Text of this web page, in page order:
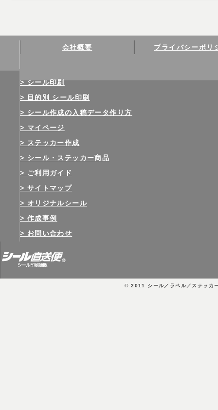
会社概要 プライバシーポリ
シール印刷
目的別 シール印刷
シール作成の入稿データ作り方
マイページ
ステッカー作成
シール・ステッカー商品
ご利用ガイド
サイトマップ
オリジナルシール
作成事例
お問い合わせ
© 2011 シール／ラベル／ステッカ